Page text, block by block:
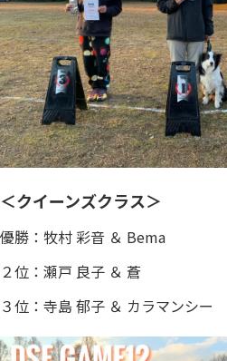
＜クイーンズクラス＞
優勝：牧村 彩音 ＆ Bema
２位：瀬戸 良子 ＆ 蒼
３位：寺島 郁子 ＆ カラマンシー